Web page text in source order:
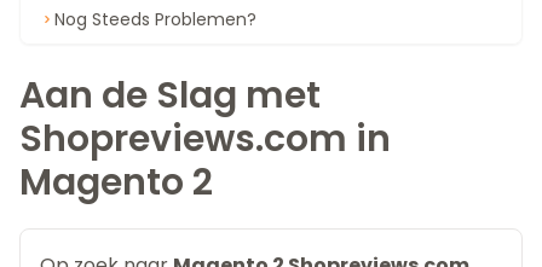
Nog Steeds Problemen?
Aan de Slag met
Shopreviews.com in
Magento 2